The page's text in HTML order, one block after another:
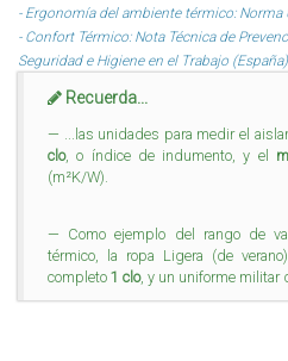
- Ergonomía del ambiente térmico: Norma
- Confort Térmico: Nota Técnica de
Seguridad e Higiene en el Trabajo
Recuerda...
...las unidades para medir el
clo, o índice de indumento, y el
(m²K/W).
Como ejemplo del rango de
térmico, la ropa Ligera (de
completo 1 clo, y un uniforme militar